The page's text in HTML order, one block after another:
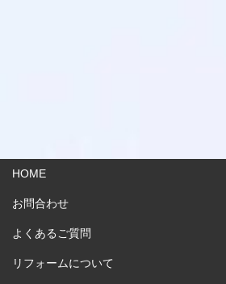
HOME
お問合わせ
よくあるご質問
リフォームについて